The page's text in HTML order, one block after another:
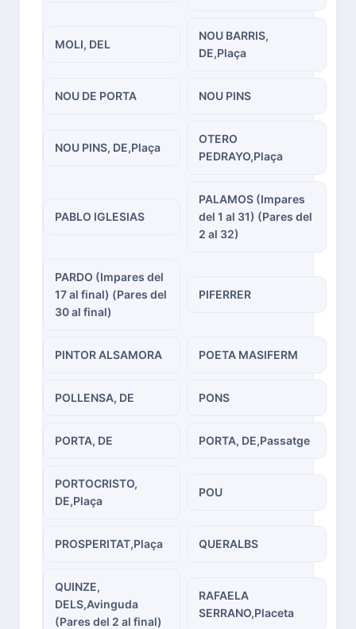
MOLI, DEL
NOU BARRIS,
DE,Plaça
NOU DE PORTA NOU PINS
NOU PINS, DE,Plaça
OTERO
PEDRAYO,Plaça
PABLO IGLESIAS
PALAMOS (Impares
del 1 al 31) (Pares del
2 al 32)
PARDO (Impares del
17 al final) (Pares del
30 al final)
PIFERRER
PINTOR ALSAMORA POETA MASIFERM
POLLENSA, DE PONS
PORTA, DE PORTA, DE,Passatge
PORTOCRISTO,
DE,Plaça
POU
PROSPERITAT,Plaça QUERALBS
QUINZE,
DELS,Avinguda
(Pares del 2 al final)
RAFAELA
SERRANO,Placeta